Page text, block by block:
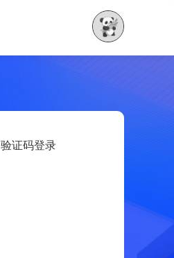
验证码登录